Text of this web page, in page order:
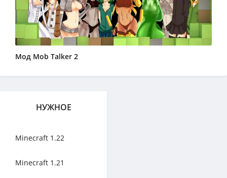
Мод Mob Talker 2
НУЖНОЕ
Minecraft 1.22
Minecraft 1.21